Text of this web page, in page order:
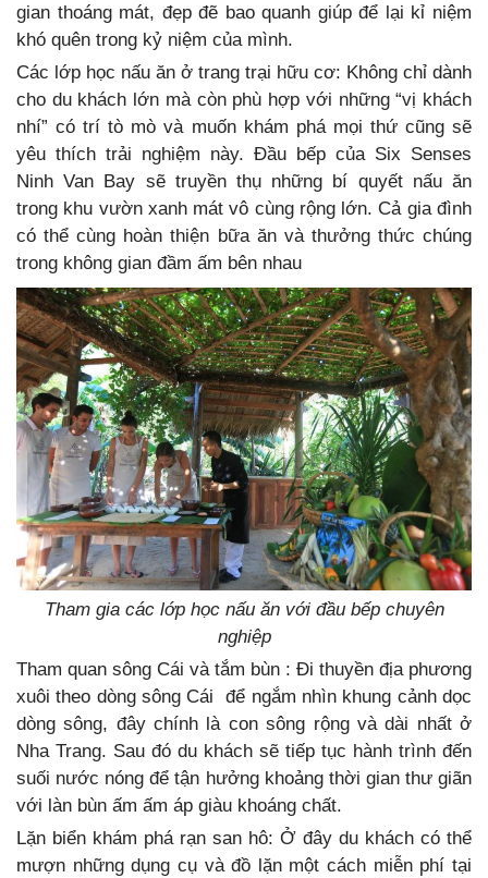
gian thoáng mát, đẹp đẽ bao quanh giúp để lại kỉ niệm
khó quên trong kỷ niệm của mình.
Các lớp học nấu ăn ở trang trại hữu cơ: Không chỉ dành
cho du khách lớn mà còn phù hợp với những “vị khách
nhí” có trí tò mò và muốn khám phá mọi thứ cũng sẽ
yêu thích trải nghiệm này. Đầu bếp của Six Senses
Ninh Van Bay sẽ truyền thụ những bí quyết nấu ăn
trong khu vườn xanh mát vô cùng rộng lớn. Cả gia đình
có thể cùng hoàn thiện bữa ăn và thưởng thức chúng
trong không gian đầm ấm bên nhau
Tham gia các lớp học nấu ăn với đầu bếp chuyên
nghiệp
Tham quan sông Cái và tắm bùn : Đi thuyền địa phương
xuôi theo dòng sông Cái để ngắm nhìn khung cảnh dọc
dòng sông, đây chính là con sông rộng và dài nhất ở
Nha Trang. Sau đó du khách sẽ tiếp tục hành trình đến
suối nước nóng để tận hưởng khoảng thời gian thư giãn
với làn bùn ấm ấm áp giàu khoáng chất.
Lặn biển khám phá rạn san hô: Ở đây du khách có thể
mượn những dụng cụ và đồ lặn một cách miễn phí tại